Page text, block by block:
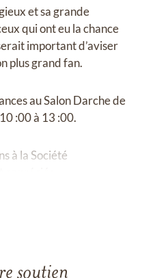
et sa grande
qui ont eu la chance
important d’aviser
plus grand fan.
au Salon Darche de
:00 à 13 :00.
à la Société
soutien